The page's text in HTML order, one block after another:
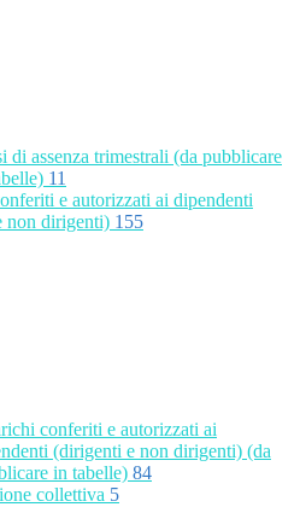
di assenza trimestrali (da pubblicare
11
e autorizzati ai dipendenti
non dirigenti) 155
conferiti e autorizzati ai
(dirigenti e non dirigenti) (da
in tabelle) 84
collettiva 5